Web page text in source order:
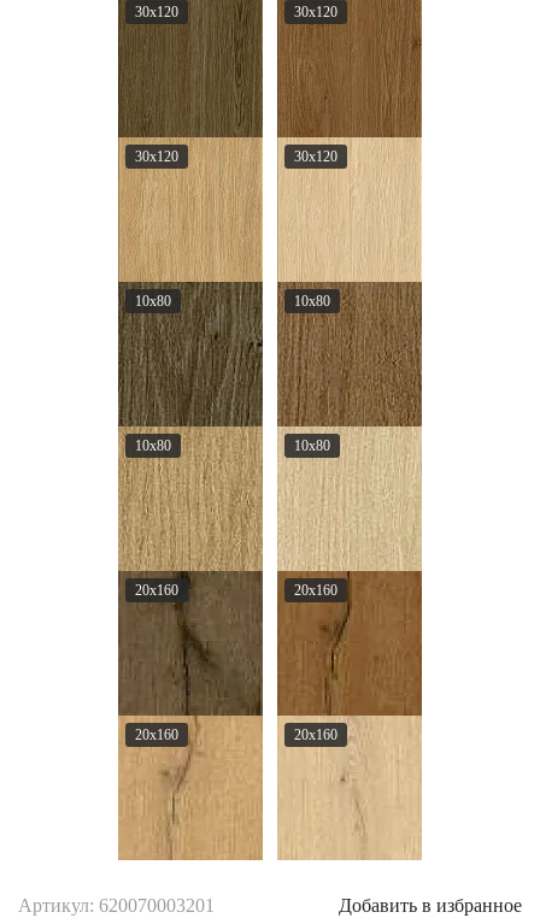
30x120 30x120
30x120 30x120
10x80 10x80
10x80 10x80
20x160 20x160
20x160 20x160
Артикул: 620070003201 Добавить в избранное